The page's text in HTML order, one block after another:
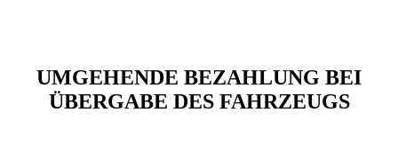
UMGEHENDE BEZAHLUNG BEI
ÜBERGABE DES FAHRZEUGS